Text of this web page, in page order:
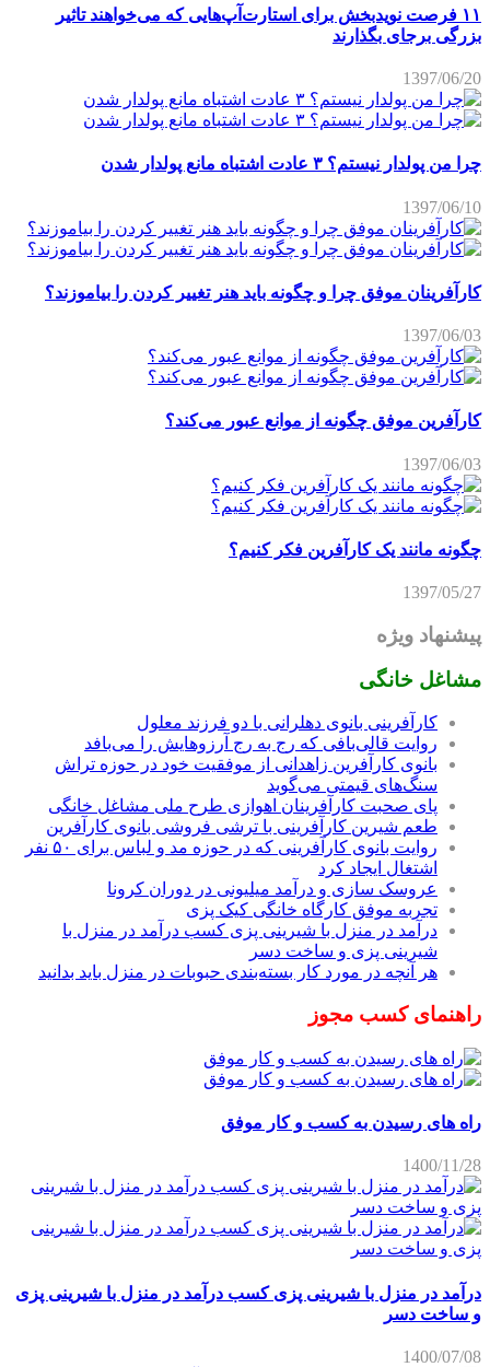
۱۱ فرصت نویدبخش برای استارت‌آپ‌هایی که می‌خواهند تاثیر
بزرگی برجای بگذارند
1397/06/20
چرا من پولدار نیستم؟ ۳ عادت اشتباه مانع پولدار شدن
1397/06/10
کارآفرینان موفق چرا و چگونه باید هنر تغییر کردن را بیاموزند؟
1397/06/03
کارآفرین موفق چگونه از موانع عبور می‌کند؟
1397/06/03
چگونه مانند یک کارآفرین فکر کنیم؟
1397/05/27
پیشنهاد ویژه
مشاغل خانگی
کارآفرینی بانوی دهلرانی با دو فرزند معلول
روایت قالی‌بافی که رج به رج آرزوهایش را می‌بافد
بانوی کارآفرین زاهدانی از موفقیت خود در حوزه تراش
سنگ‌های قیمتی می‌گوید
پای صحبت کارآفرینان اهوازی طرح ملی مشاغل خانگی
طعم شیرین کارآفرینی با ترشی فروشی بانوی کارآفرین
روایت بانوی کارآفرینی که در حوزه مد و لباس برای ۵۰ نفر
اشتغال ایجاد کرد
عروسک سازی و درآمد میلیونی در دوران کرونا
تجربه موفق کارگاه خانگی کیک پزی
درآمد در منزل با شیرینی پزی کسب درآمد در منزل با
شیرینی پزی و ساخت دسر
هر آنچه در مورد کار بسته‌بندی حبوبات در منزل باید بدانید
راهنمای کسب مجوز
راه های رسیدن به کسب و کار موفق
1400/11/28
درآمد در منزل با شیرینی پزی کسب درآمد در منزل با شیرینی پزی
و ساخت دسر
1400/07/08